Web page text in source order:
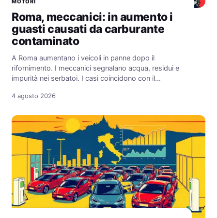
Roma, meccanici: in aumento i
guasti causati da carburante
contaminato
A Roma aumentano i veicoli in panne dopo il
rifornimento. I meccanici segnalano acqua, residui e
impurità nei serbatoi. I casi coincidono con il…
4 agosto 2026